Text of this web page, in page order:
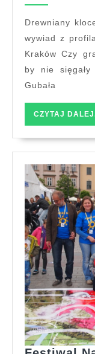
Drewniany klocek pomoże w walce z dopalaczami –
wywiad z
Kraków Czy
by nie
Gubała
CZYTAJ